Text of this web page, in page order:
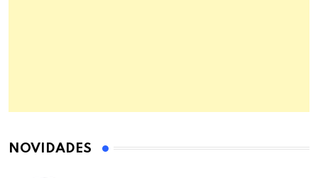
NOVIDADES